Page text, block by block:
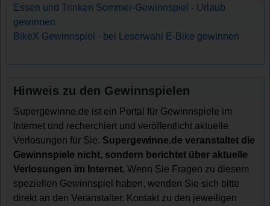
Essen und Trinken Sommer-Gewinnspiel - Urlaub
gewinnen
BikeX Gewinnspiel - bei Leserwahl E-Bike gewinnen
Hinweis zu den Gewinnspielen
Supergewinne.de ist ein Portal für Gewinnspiele im
Internet und recherchiert und veröffentlicht aktuelle
Verlosungen für Sie. Supergewinne.de veranstaltet die
Gewinnspiele nicht, sondern berichtet über aktuelle
Verlosungen im Internet. Wenn Sie Fragen zu diesem
speziellen Gewinnspiel haben, wenden Sie sich bitte
direkt an den Veranstalter. Kontakt zu den jeweiligen